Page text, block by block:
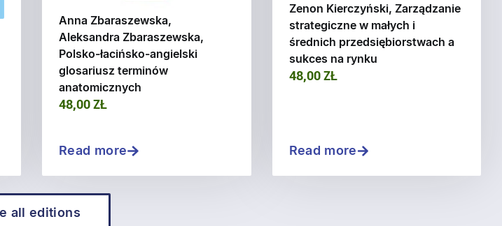
Anna Zbaraszewska,
Aleksandra Zbaraszewska,
Polsko-łacińsko-angielski
glosariusz terminów
anatomicznych
48,00 ZŁ
Read more
Zenon Kierczyński, Zarządzanie
strategiczne w małych i
średnich przedsiębiorstwach a
sukces na rynku
48,00 ZŁ
Read more
all editions